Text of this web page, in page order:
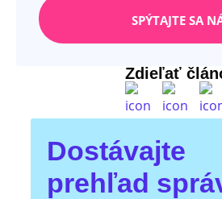
SPÝTAJTE SA
Zdieľať
Dostávajte
prehľad